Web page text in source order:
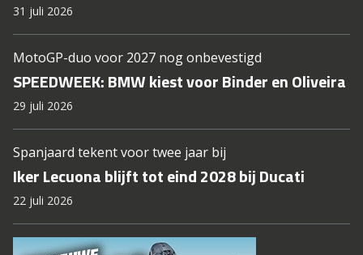
31 juli 2026
MotoGP-duo voor 2027 nog onbevestigd
SPEEDWEEK: BMW kiest voor Binder en Oliveira
29 juli 2026
Spanjaard tekent voor twee jaar bij
Iker Lecuona blijft tot eind 2028 bij Ducati
22 juli 2026